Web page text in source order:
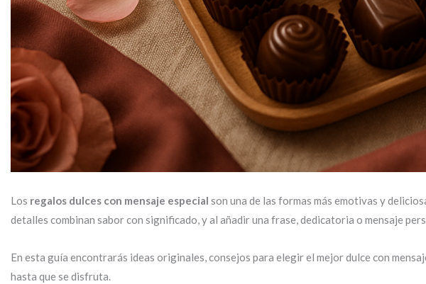
Los regalos dulces con mensaje especial son una de las formas más emotivas y
detalles combinan sabor con significado, y al añadir una frase, dedicatoria o mensaje
En esta guía encontrarás ideas originales, consejos para elegir el mejor dulce con
hasta que se disfruta.